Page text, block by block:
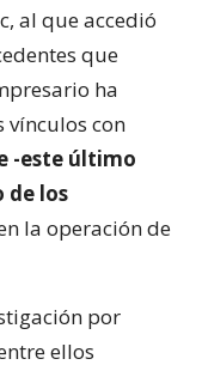
al que accedió
que
ha
vínculos con
-este último
de los
la operación de
por
ellos